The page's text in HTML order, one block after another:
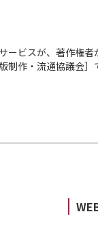
ビスが、著作権
制作・流通協議会］